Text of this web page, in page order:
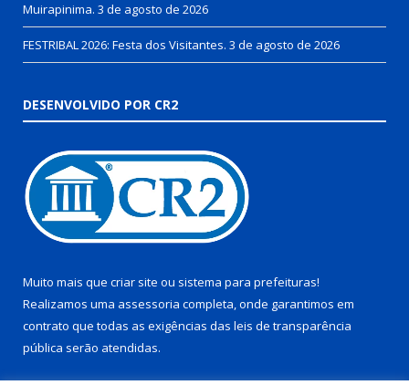
Muirapinima. 3 de agosto de 2026
FESTRIBAL 2026: Festa dos Visitantes. 3 de agosto de 2026
DESENVOLVIDO POR CR2
Muito mais que criar site ou sistema para prefeituras!
Realizamos uma assessoria completa, onde garantimos em
contrato que todas as exigências das leis de transparência
pública serão atendidas.